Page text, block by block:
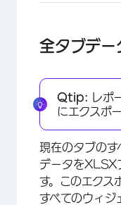
全タブデー
Qtip: レポ
にエクスポ
現在のタブのす
データをXLSX
す。このエクス
すべてのウィジ